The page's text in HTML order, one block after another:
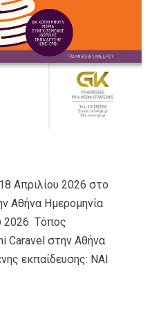
Απριλίου 2026 στο
Αθήνα Ημερομηνία
2026 Τόπος
Caravel στην Αθήνα
εκπαίδευσης: ΝΑΙ